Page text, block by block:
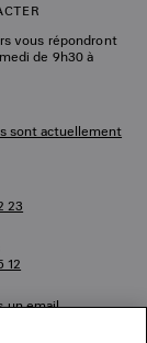
vous répondront
de 9h30 à
sont actuellement
23
12
un email